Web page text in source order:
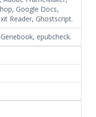
Google Docs,
Reader, Ghostscript.
epubcheck.